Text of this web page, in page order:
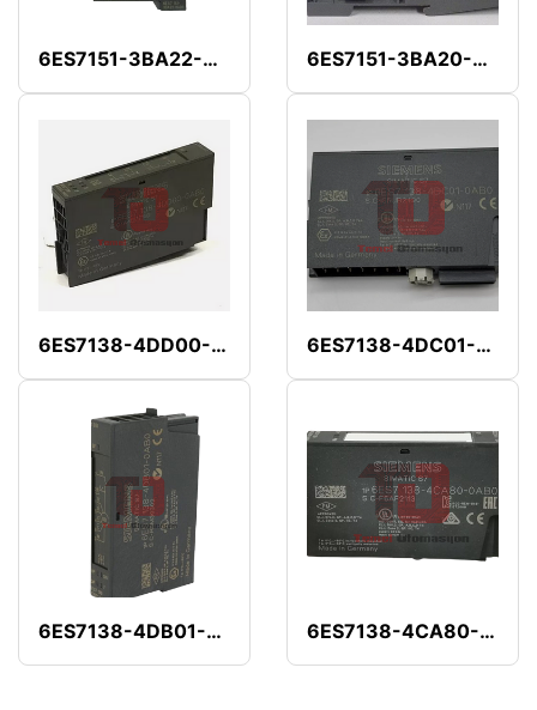
6ES7151-3BA22-0AB0 6ES7151-3BA20-0AB0
6ES7138-4DD00-0AB0 6ES7138-4DC01-0AB0
6ES7138-4DB01-0AB0 6ES7138-4CA80-0AB0